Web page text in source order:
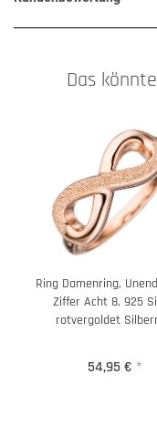
Das
Ring Damenring,
Ziffer Acht 8, 925
rotvergoldet
54,95 € *